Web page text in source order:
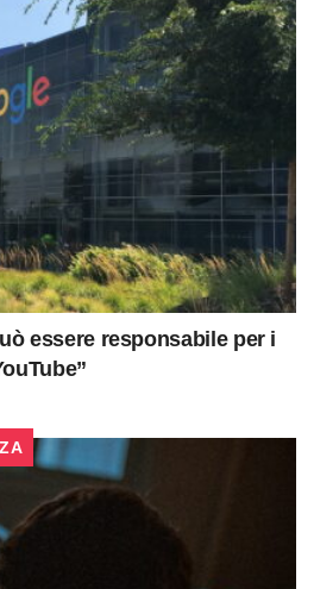
essere responsabile per i